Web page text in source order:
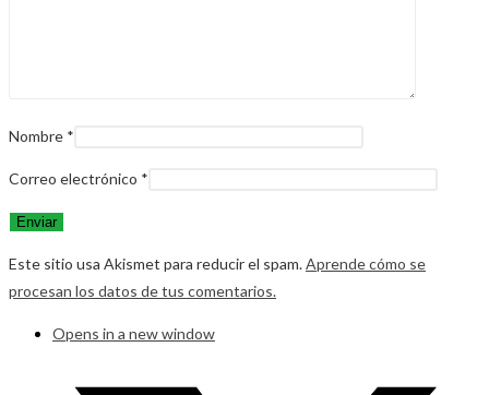
Nombre *
Correo electrónico *
Este sitio usa Akismet para reducir el spam.Aprende cómo se
procesan los datos de tus comentarios.
Opens in a new window